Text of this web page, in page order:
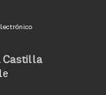
Castilla